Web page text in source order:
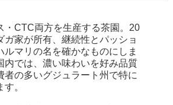
・CTC両方を生産する茶園。20
ガ家が所有、継続性とパッショ
ルマリの名を確かなものにしま
内では、濃い味わいを好み品質
者の多いグジュラート州で特に
。